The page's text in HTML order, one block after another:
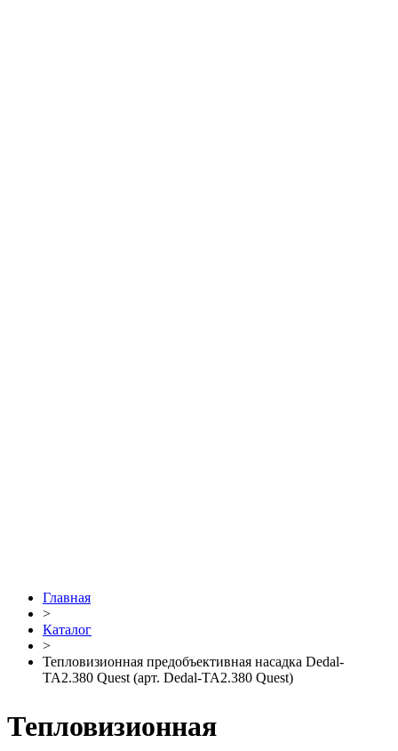
Главная
>
Каталог
>
Тепловизионная предобъективная насадка Dedal-
TA2.380 Quest (арт. Dedal-TA2.380 Quest)
Тепловизионная